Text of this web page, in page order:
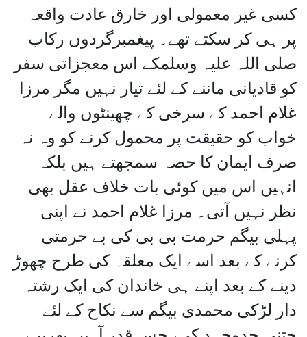
کسی غیر معمولی اور خارق عادت واقعہ
پر ہی کر سکتے تھے۔ پیغمبرگردوں رکاب
صلی اللہ علیہ وسلمکے اس معجزاتی سفر
کو قادیانی ماننے کے لئے تیار نہیں مگر مرزا
غلام احمد کے سرخی کے چھینٹوں والے
خواب کو حقیقت پر محمول کرنے کو وہ نہ
صرف ایمان کا حصہ سمجھتے ہیں بلکہ
انہیں اس میں کوئی بات خلاف عقل بھی
نظر نہیں آتی۔ مرزا غلام احمد نے اپنی
پہلی بیگم حرمت بی بی کی بے حرمتی
کرنے کے بعد اسے ایک معلقہ کی طرح چھوڑ
دینے کے بعد اپنے ہی خاندان کی ایک رشتہ
دار لڑکی محمدی بیگم سے نکاح کے لئے